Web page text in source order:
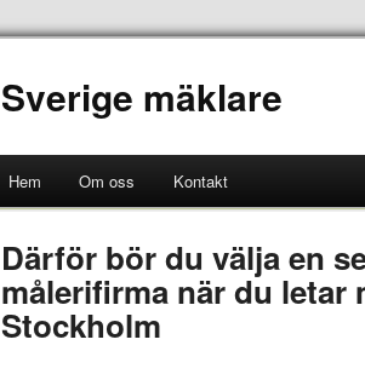
Sverige mäklare
Hem Om oss Kontakt
Därför bör du välja en
målerifirma när du letar
Stockholm